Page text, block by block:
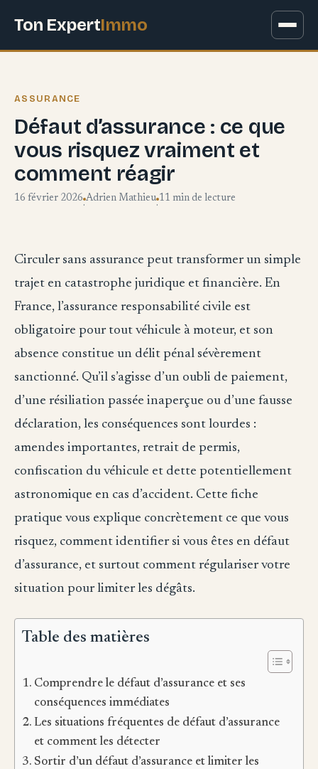
Ton ExpertImmo
ASSURANCE
Défaut d’assurance : ce que
vous risquez vraiment et
comment réagir
16 février 2026
·
Adrien Mathieu
·
11 min de lecture
Circuler sans assurance peut transformer un simple
trajet en catastrophe juridique et financière. En
France, l’assurance responsabilité civile est
obligatoire pour tout véhicule à moteur, et son
absence constitue un délit pénal sévèrement
sanctionné. Qu’il s’agisse d’un oubli de paiement,
d’une résiliation passée inaperçue ou d’une fausse
déclaration, les conséquences sont lourdes :
amendes importantes, retrait de permis,
confiscation du véhicule et dette potentiellement
astronomique en cas d’accident. Cette fiche
pratique vous explique concrètement ce que vous
risquez, comment identifier si vous êtes en défaut
d’assurance, et surtout comment régulariser votre
situation pour limiter les dégâts.
Table des matières
Comprendre le défaut d’assurance et ses
conséquences immédiates
Les situations fréquentes de défaut d’assurance
et comment les détecter
Sortir d’un défaut d’assurance et limiter les